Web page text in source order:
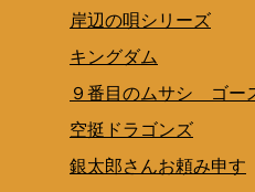
岸辺の唄シリーズ
キングダム
９番目のムサシ ゴー
空挺ドラゴンズ
銀太郎さんお頼み申す